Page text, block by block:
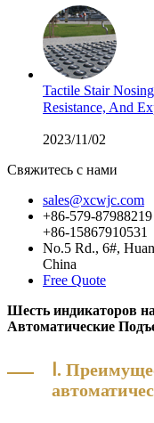
Tactile Stair
Resistance, And
2023/11/02
Свяжитесь с нами
sales@xcwjc.com
+86-579-87988219
+86-15867910531
No.5 Rd., 6#,
China
Free Quote
Шесть индикаторов
Автоматические
Ⅰ.